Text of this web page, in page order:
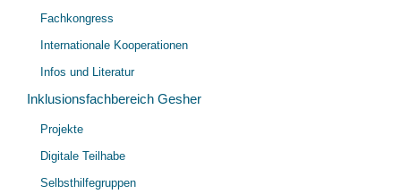
Fachkongress
Internationale Kooperationen
Infos und Literatur
Inklusionsfachbereich Gesher
Projekte
Digitale Teilhabe
Selbsthilfegruppen